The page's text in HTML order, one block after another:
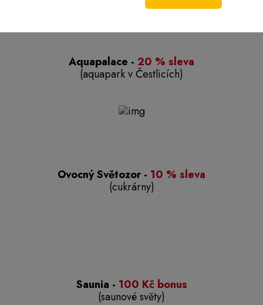
Aquapalace - 20 % sleva
(aquapark v Čestlicích)
Ovocný Světozor - 10 % sleva
(cukrárny)
Saunia - 100 Kč bonus
(saunové světy)